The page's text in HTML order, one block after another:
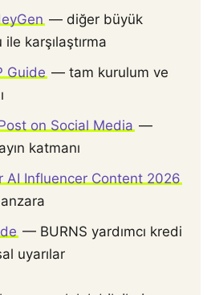
— diğer büyük
karşılaştırma
Guide — tam kurulum ve
on Social Media —
katmanı
AI Influencer Content 2026
— BURNS yardımcı kredi
uyarılar